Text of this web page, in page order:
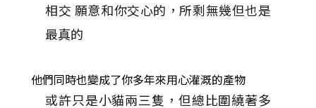
相交 願意和你交心的，所剩無幾但也是
最真的
他們同時也變成了你多年來用心灌溉的產物
或許只是小貓兩三隻，但總比圍繞著多